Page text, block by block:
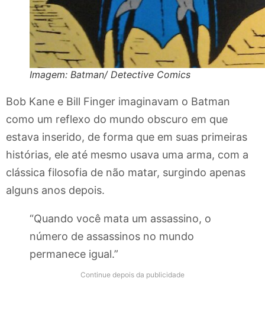
Imagem: Batman/ Detective Comics
Bob Kane e Bill Finger imaginavam o Batman
como um reflexo do mundo obscuro em que
estava inserido, de forma que em suas primeiras
histórias, ele até mesmo usava uma arma, com a
clássica filosofia de não matar, surgindo apenas
alguns anos depois.
“Quando você mata um assassino, o
número de assassinos no mundo
permanece igual.”
Continue depois da publicidade